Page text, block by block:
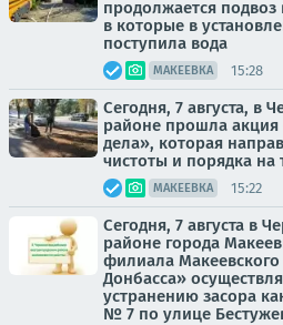
продолжается
в которые в
поступила вода
МАКЕЕВКА 15:28
Сегодня, 7 августа, в
районе прошла
дела», которая
чистоты и порядка
МАКЕЕВКА 15:22
Сегодня, 7 августа в
районе города
филиала
Донбасса»
устранению засора
№ 7 по улице